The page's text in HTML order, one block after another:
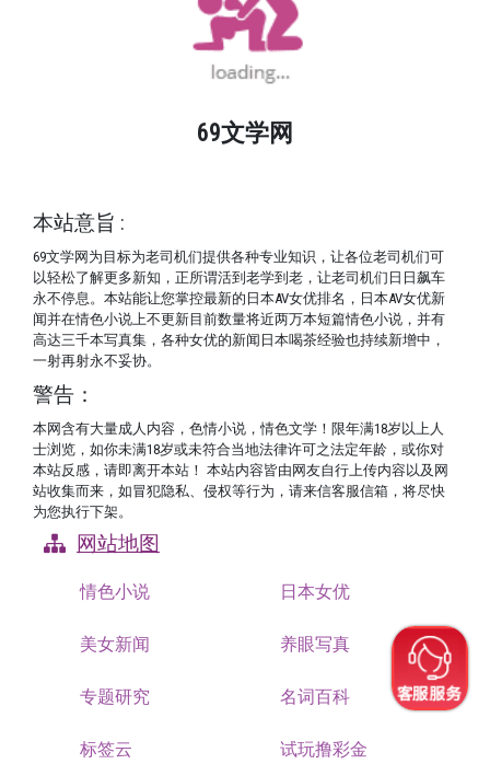
69文学网
本站意旨 :
69文学网为目标为老司机们提供各种专业知识，让各位老司机们可
以轻松了解更多新知，正所谓活到老学到老，让老司机们日日飙车
永不停息。本站能让您掌控最新的日本AV女优排名，日本AV女优新
闻并在情色小说上不更新目前数量将近两万本短篇情色小说，并有
高达三千本写真集，各种女优的新闻日本喝茶经验也持续新增中，
一射再射永不妥协。
警告：
本网含有大量成人内容，色情小说，情色文学！限年满18岁以上人
士浏览，如你未满18岁或未符合当地法律许可之法定年龄，或你对
本站反感，请即离开本站！ 本站内容皆由网友自行上传内容以及网
站收集而来，如冒犯隐私、侵权等行为，请来信客服信箱，将尽快
为您执行下架。
网站地图
情色小说 日本女优
美女新闻 养眼写真
专题研究 名词百科
标签云 试玩撸彩金